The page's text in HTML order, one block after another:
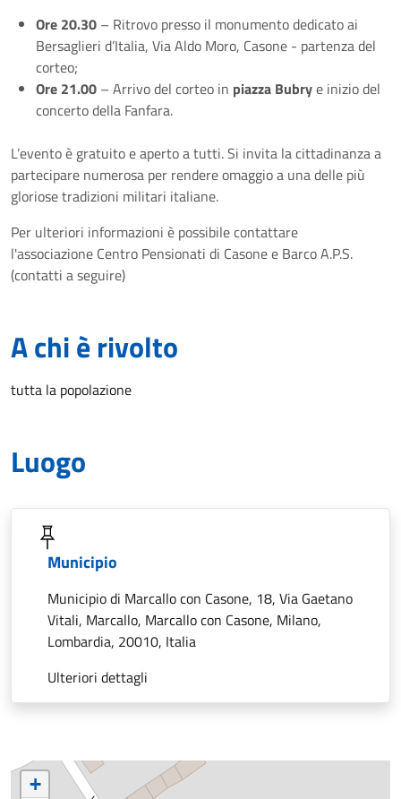
Ore 20.30 – Ritrovo presso il monumento dedicato ai
Bersaglieri d’Italia, Via Aldo Moro, Casone - partenza del
corteo;
Ore 21.00 – Arrivo del corteo in piazza Bubrye inizio del
concerto della Fanfara.
L’evento è gratuito e aperto a tutti. Si invita la cittadinanza a
partecipare numerosa per rendere omaggio a una delle più
gloriose tradizioni militari italiane.
Per ulteriori informazioni è possibile contattare
l'associazione Centro Pensionati di Casone e Barco A.P.S.
(contatti a seguire)
A chi è rivolto
tutta la popolazione
Luogo
Municipio
Municipio di Marcallo con Casone, 18, Via Gaetano
Vitali, Marcallo, Marcallo con Casone, Milano,
Lombardia, 20010, Italia
Ulteriori dettagli
+